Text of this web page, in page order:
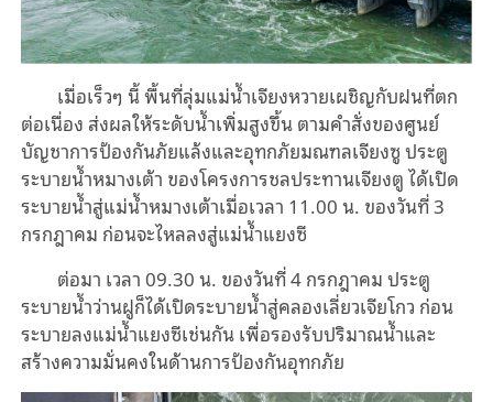
เมื่อเร็วๆ นี้ พื้นที่ลุ่มแม่น้ำเจียงหวายเผชิญกับฝนที่ตก
ต่อเนื่อง ส่งผลให้ระดับน้ำเพิ่มสูงขึ้น ตามคำสั่งของศูนย์
บัญชาการป้องกันภัยแล้งและอุทกภัยมณฑลเจียงซู ประตู
ระบายน้ำหมางเต้า ของโครงการชลประทานเจียงตู ได้เปิด
ระบายน้ำสู่แม่น้ำหมางเต้าเมื่อเวลา 11.00 น. ของวันที่ 3
กรกฎาคม ก่อนจะไหลลงสู่แม่น้ำแยงซี
ต่อมา เวลา 09.30 น. ของวันที่ 4 กรกฎาคม ประตู
ระบายน้ำว่านฝูก็ได้เปิดระบายน้ำสู่คลองเลี่ยวเจียโกว ก่อน
ระบายลงแม่น้ำแยงซีเช่นกัน เพื่อรองรับปริมาณน้ำและ
สร้างความมั่นคงในด้านการป้องกันอุทกภัย